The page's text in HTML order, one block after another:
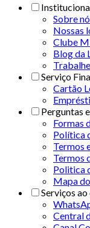
Sobre
Nossas
Clube
Blog da
Serviço
Cartão
Perguntas
Formas
Política
Termos
Termos
Politica
Mapa
Serviços
Central